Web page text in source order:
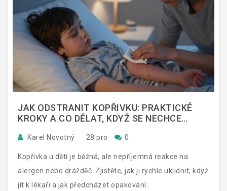
JAK ODSTRANIT KOPŘIVKU: PRAKTICKÉ
KROKY A CO DĚLAT, KDYŽ SE NECHCE
Karel Novotný 28 pro 0
Kopřivka u dětí je běžná, ale nepříjemná reakce na
alergen nebo drážděč. Zjistěte, jak ji rychle uklidnit, když
jít k lékaři a jak předcházet opakování.